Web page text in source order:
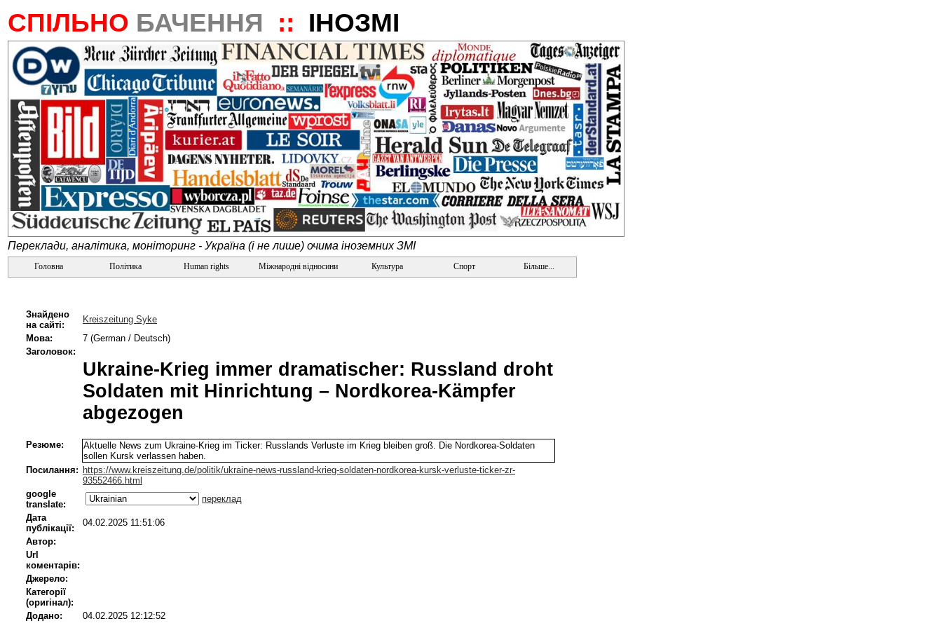
СПІЛЬНО БАЧЕННЯ :: ІНОЗМІ
Переклади, аналітика, моніторинг - Україна (і не лише) очима іноземних ЗМІ
Головна Політика Human rights Міжнародні відносини Культура Спорт Більше...
Знайдено
на сайті:
Kreiszeitung Syke
Мова:
7 (German / Deutsch)
Заголовок:
Ukraine-Krieg immer dramatischer: Russland droht
Soldaten mit Hinrichtung – Nordkorea-Kämpfer
abgezogen
Резюме:
Aktuelle News zum Ukraine-Krieg im Ticker: Russlands Verluste im Krieg bleiben groß. Die Nordkorea-Soldaten
sollen Kursk verlassen haben.
Посилання: https://www.kreiszeitung.de/politik/ukraine-news-russland-krieg-soldaten-nordkorea-kursk-verluste-ticker-zr-
93552466.html
google
translate:
переклад
Дата
публікації:
04.02.2025 11:51:06
Автор:
Url
коментарів:
Джерело:
Категорії
(оригінал):
Додано:
04.02.2025 12:12:52